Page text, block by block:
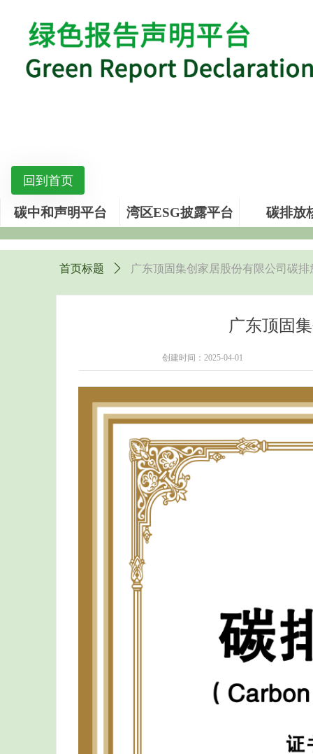
碳中和声明平台 湾区ESG披露平台 碳排放
回到首页
广东顶固
创建时间： 2025-04-01
首页标题 ꄲ 广东顶固集创家居股份有限公司碳